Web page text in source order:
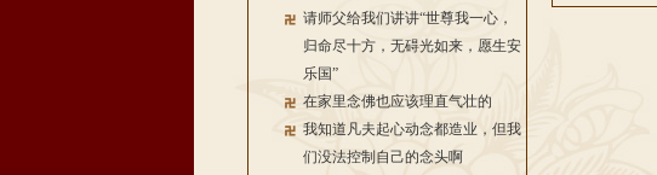
请师父给我们讲讲“世尊我一心，
归命尽十方，无碍光如来，愿生安
乐国”
在家里念佛也应该理直气壮的
我知道凡夫起心动念都造业，但我
们没法控制自己的念头啊